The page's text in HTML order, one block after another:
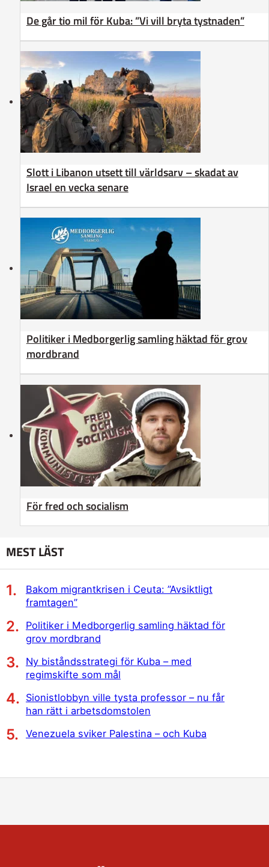
De går tio mil för Kuba: ”Vi vill bryta tystnaden”
Slott i Libanon utsett till världsarv – skadat av
Israel en vecka senare
Politiker i Medborgerlig samling häktad för grov
mordbrand
För fred och socialism
MEST LÄST
Bakom migrantkrisen i Ceuta: ”Avsiktligt
framtagen”
Politiker i Medborgerlig samling häktad för
grov mordbrand
Ny biståndsstrategi för Kuba – med
regimskifte som mål
Sionistlobbyn ville tysta professor – nu får
han rätt i arbetsdomstolen
Venezuela sviker Palestina – och Kuba